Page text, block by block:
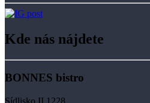
Kde nás nájdete
BONNES bistro